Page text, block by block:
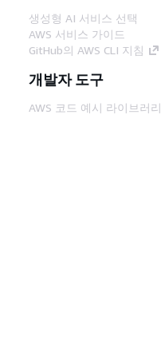
생성형 AI 서비스 선택
AWS 서비스 가이드
GitHub의 AWS CLI 지침
개발자 도구
AWS 코드 예시 라이브러리